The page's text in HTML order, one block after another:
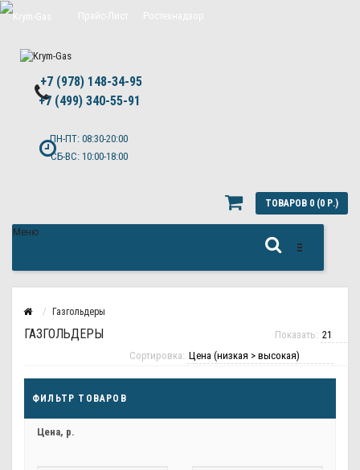
Политика конфиденциальности
+7 (978) 148-34-95
+7 (499) 340-55-91 ​
ПН-ПТ: 08:30-20:00
СБ-ВС: 10:00-18:00
ТОВАРОВ 0 (0 Р.)
Меню
Газгольдеры
ГАЗГОЛЬДЕРЫ
Показать:
Сортировка:
ФИЛЬТР ТОВАРОВ
Цена, р.